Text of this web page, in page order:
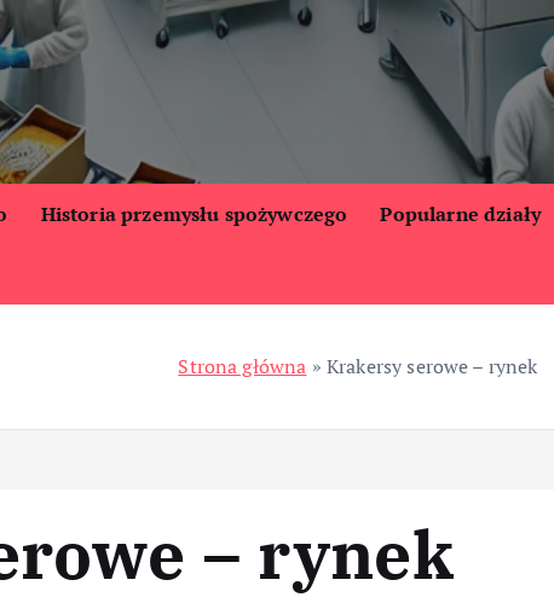
Historia przemysłu spożywczego Popularne działy
Strona główna » Krakersy serowe – rynek
– rynek